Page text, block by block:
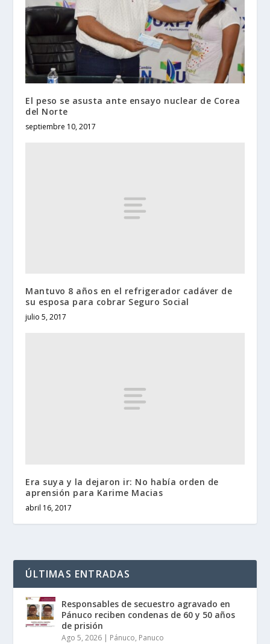
El peso se asusta ante ensayo nuclear de Corea
del Norte
septiembre 10, 2017
Mantuvo 8 años en el refrigerador cadáver de
su esposa para cobrar Seguro Social
julio 5, 2017
Era suya y la dejaron ir: No había orden de
aprensión para Karime Macias
abril 16, 2017
ÚLTIMAS ENTRADAS
Responsables de secuestro agravado en
Pánuco reciben condenas de 60 y 50 años
de prisión
Ago 5, 2026 | Pánuco, Panuco